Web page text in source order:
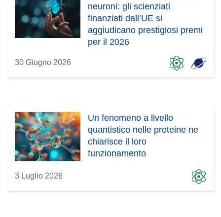
neuroni: gli scienziati
finanziati dall’UE si
aggiudicano prestigiosi premi
per il 2026
30 Giugno 2026
Un fenomeno a livello
quantistico nelle proteine ne
chiarisce il loro
funzionamento
3 Luglio 2026